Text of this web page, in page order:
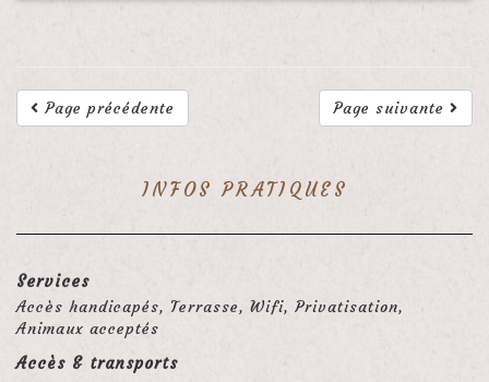
Page suivante
Page précédente
INFOS PRATIQUES
Services
Accès handicapés, Terrasse, Wifi, Privatisation,
Animaux acceptés
Accès & transports